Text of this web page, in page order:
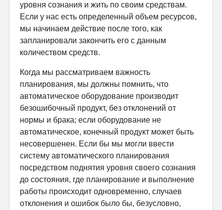
уровня сознания и жить по своим средствам.
Если у нас есть определенный объем ресурсов,
мы начинаем действие после того, как
запланировали закончить его с данным
количеством средств.
Когда мы рассматриваем важность
планирования, мы должны помнить, что
автоматическое оборудование производит
безошибочный продукт, без отклонений от
нормы и брака; если оборудование не
автоматическое, конечный продукт может быть
несовершенен. Если бы мы могли ввести
систему автоматического планирования
посредством поднятия уровня своего сознания
до состояния, где планирование и выполнение
работы происходит одновременно, случаев
отклонения и ошибок было бы, безусловно,